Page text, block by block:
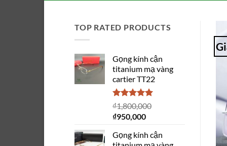
TOP RATED PRODUCTS
Gọng kính cận
titanium mạ vàng
cartier TT22
Được xếp
hạng 5.00
5 sao
₫1,800,000
Giá
là:
₫950,000Giá
tại
Gọng kính cận